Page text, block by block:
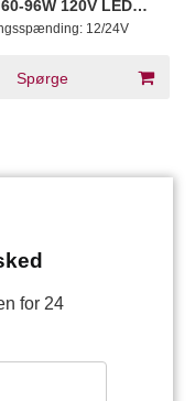
96W 120V LED
12/24V
Spørge
for 24